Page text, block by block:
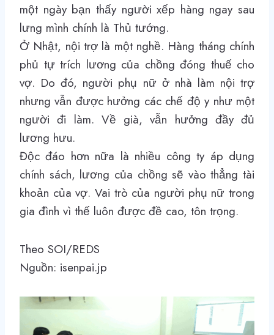
một ngày bạn thấy người xếp hàng ngay sau
lưng mình chính là Thủ tướng.
Ở Nhật, nội trợ là một nghề. Hàng tháng chính
phủ tự trích lương của chồng đóng thuế cho
vợ. Do đó, người phụ nữ ở nhà làm nội trợ
nhưng vẫn được hưởng các chế độ y như một
người đi làm. Về già, vẫn hưởng đầy đủ
lương hưu.
Độc đáo hơn nữa là nhiều công ty áp dụng
chính sách, lương của chồng sẽ vào thẳng tài
khoản của vợ. Vai trò của người phụ nữ trong
gia đình vì thế luôn được đề cao, tôn trọng.
Theo SOI/REDS
Nguồn: isenpai.jp